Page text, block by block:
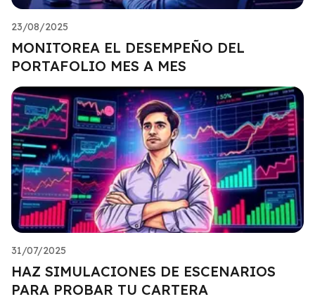
23/08/2025
MONITOREA EL DESEMPEÑO DEL
PORTAFOLIO MES A MES
31/07/2025
HAZ SIMULACIONES DE ESCENARIOS
PARA PROBAR TU CARTERA